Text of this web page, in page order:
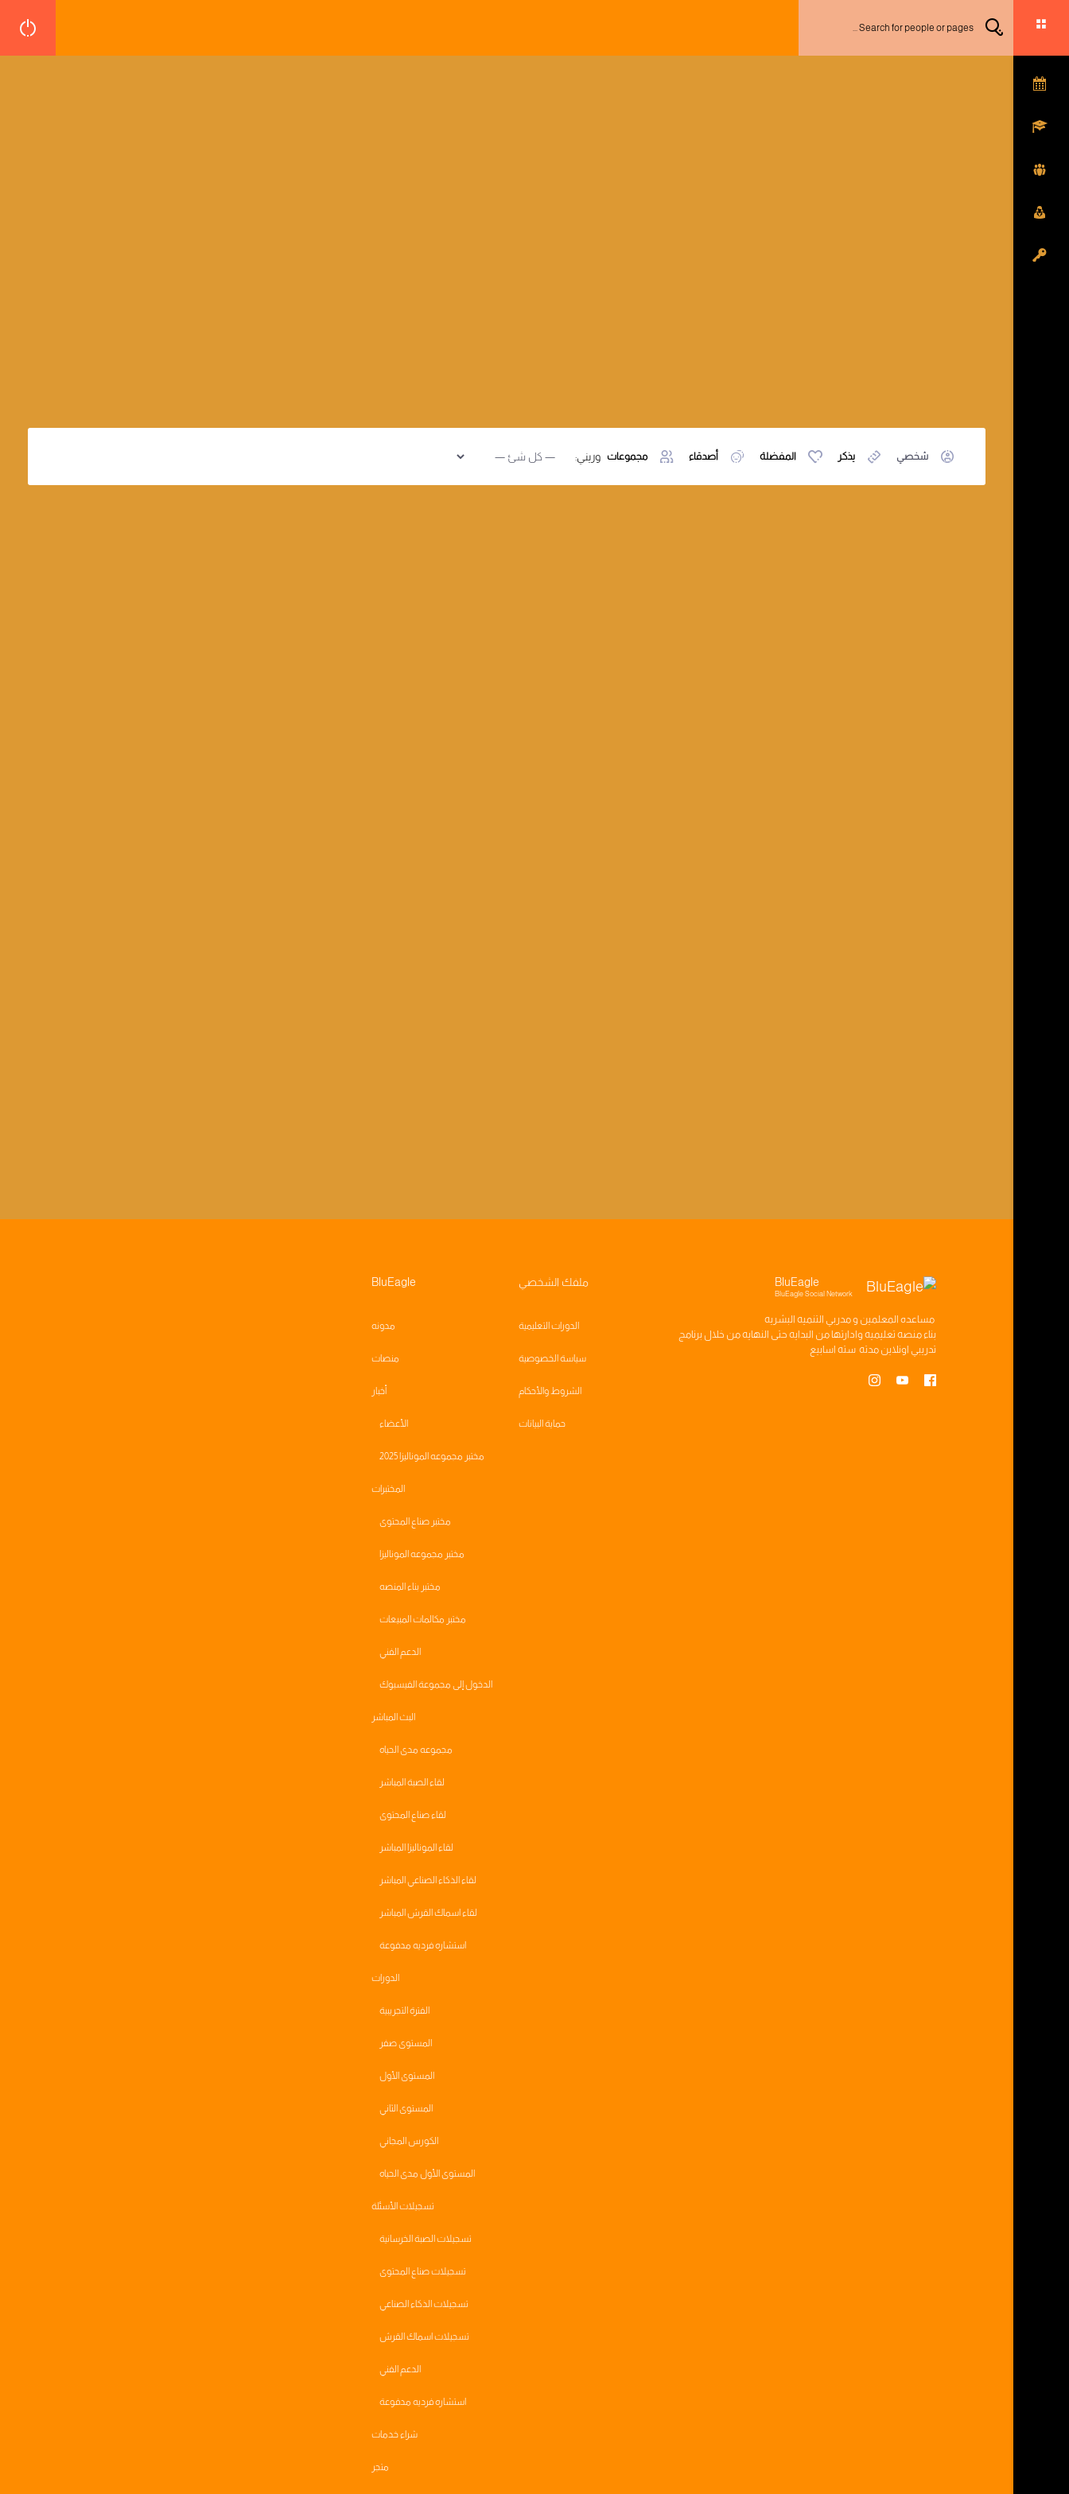
شخصي يذكر المفضلة أصدقاء مجموعات وريني:
BluEagle
BluEagle Social Network
مساعده المعلمين ومدربي التنميه البشريه
بناءمنصه تعليميه وادارتها من البدايه حتى النهايه من خلال برنامج
تدريبي اونلاين مدته سته اسابيع
ملفك الشخصي
الدورات التعليمية
سياسة الخصوصية
الشروط والأحكام
حماية البيانات
BluEagle
مدونه
منصات
أخبار
الأعضاء
مختبر مجموعه الموناليزا 2025
المختبرات
مختبر صناع المحتوى
مختبر مجموعه الموناليزا
مختبر بناء المنصه
مختبر مكالمات المبيعات
الدعم الفني
الدخول إلى مجموعة الفيسبوك
البث المباشر
مجموعه مدى الحياه
لقاء الصبة المباشر
لقاء صناع المحتوى
لقاء الموناليزا المباشر
لقاء الذكاء الصناعي المباشر
لقاء اسماك القرش المباشر
استشاره فرديه مدفوعة
الدورات
الفترة التجريبية
المستوى صفر
المستوى الأول
المستوى الثاني
الكورس المجاني
المستوى الأول مدى الحياه
تسجيلات الأسئلة
تسجيلات الصبة الخرسانية
تسجيلات صناع المحتوى
تسجيلات الذكاء الصناعي
تسجيلات اسماك القرش
الدعم الفني
استشاره فرديه مدفوعة
شراء خدمات
متجر